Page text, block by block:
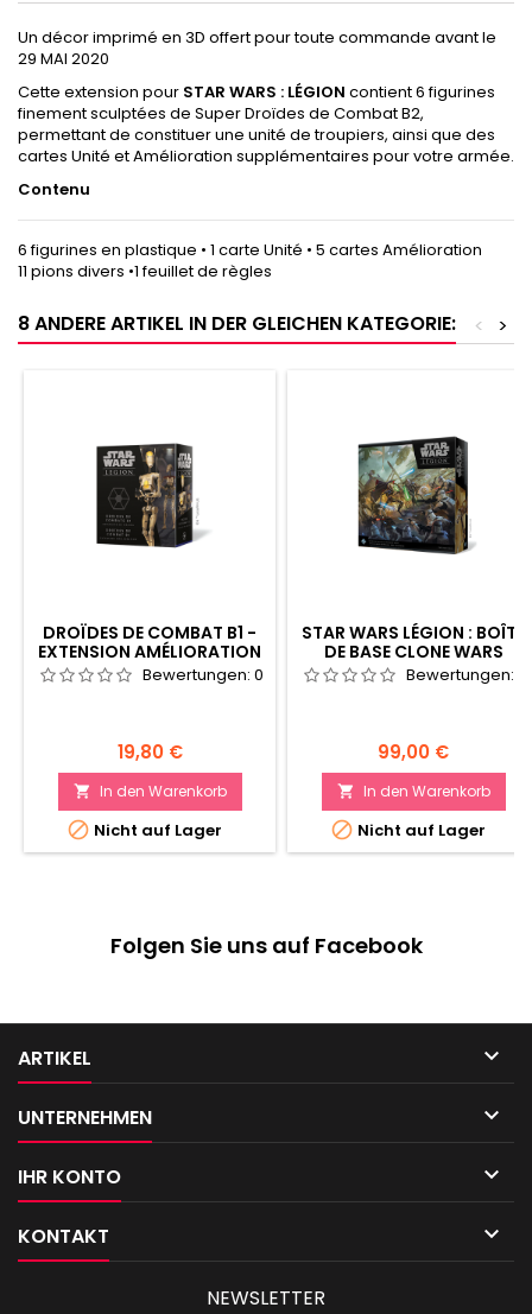
Un décor imprimé en 3D offert pour toute commande avant le
29 MAI 2020
Cette extension pour STAR WARS : LÉGION contient 6 figurines
finement sculptées de Super Droïdes de Combat B2,
permettant de constituer une unité de troupiers, ainsi que des
cartes Unité et Amélioration supplémentaires pour votre armée.
Contenu
6 figurines en plastique • 1 carte Unité • 5 cartes Amélioration
11 pions divers •1 feuillet de règles
8 ANDERE ARTIKEL IN DER GLEICHEN KATEGORIE: >
<
DROÏDES DE COMBAT B1 -
EXTENSION AMÉLIORATION
Bewertungen: 0
Preis
19,80 €
 In den Warenkorb
 Nicht auf Lager
STAR WARS LÉGION : BOÎTE
DE BASE CLONE WARS
Bewertungen:
Preis
99,00 €
 In den Warenkorb
 Nicht auf Lager
Folgen Sie uns auf Facebook
ARTIKEL 
UNTERNEHMEN 
IHR KONTO 
KONTAKT 
NEWSLETTER